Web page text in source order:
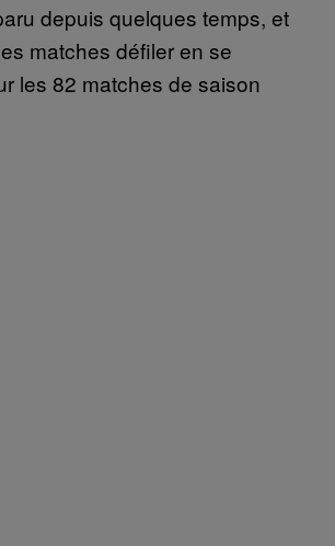
depuis quelques temps, et
matches défiler en se
les 82 matches de saison